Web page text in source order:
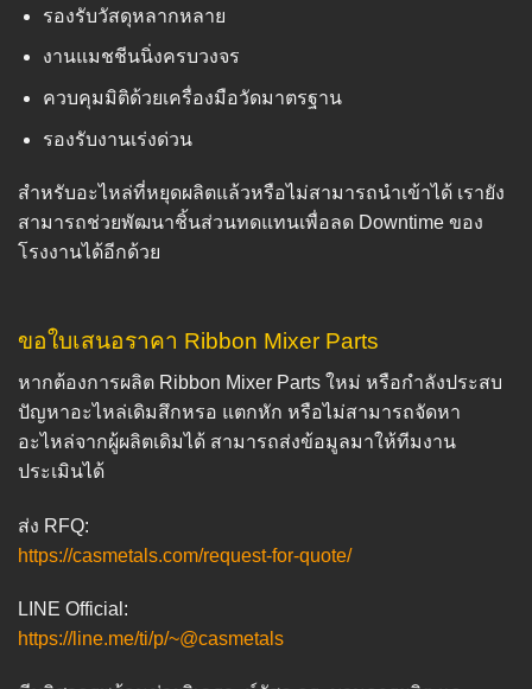
รองรับวัสดุหลากหลาย
งานแมชชีนนิ่งครบวงจร
ควบคุมมิติด้วยเครื่องมือวัดมาตรฐาน
รองรับงานเร่งด่วน
สำหรับอะไหล่ที่หยุดผลิตแล้วหรือไม่สามารถนำเข้าได้ เรายัง
สามารถช่วยพัฒนาชิ้นส่วนทดแทนเพื่อลด Downtime ของ
โรงงานได้อีกด้วย
ขอใบเสนอราคา Ribbon Mixer Parts
หากต้องการผลิต Ribbon Mixer Parts ใหม่ หรือกำลังประสบ
ปัญหาอะไหล่เดิมสึกหรอ แตกหัก หรือไม่สามารถจัดหา
อะไหล่จากผู้ผลิตเดิมได้ สามารถส่งข้อมูลมาให้ทีมงาน
ประเมินได้
ส่ง RFQ:
https://casmetals.com/request-for-quote/
LINE Official:
https://line.me/ti/p/~@casmetals